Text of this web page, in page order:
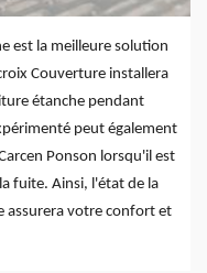
est la meilleure solution
Couverture installera
étanche pendant
peut également
Ponson lorsqu'il est
fuite. Ainsi, l'état de la
assurera votre confort et